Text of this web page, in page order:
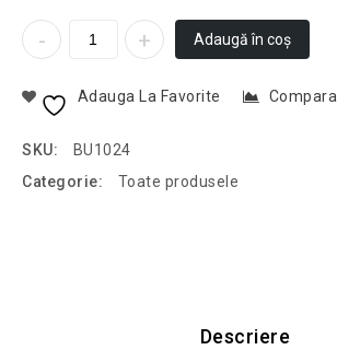
Adaugă în coș
Adauga La Favorite Compara
SKU:
BU1024
Categorie:
Toate produsele
Descriere